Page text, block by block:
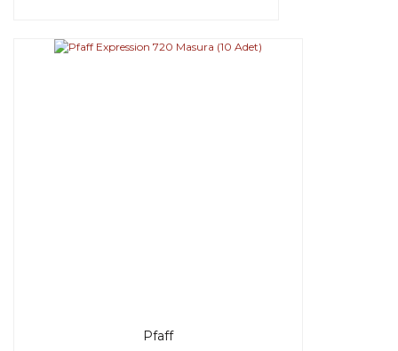
Pfaff